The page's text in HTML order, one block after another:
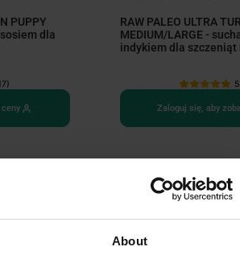
About
PUPPY
dla
RAW PALEO ULTRA
MEDIUM/LARGE -
indykiem dla szczeniąt
Zaloguj się, aby